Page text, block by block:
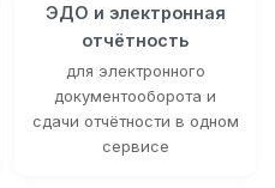
ЭДО и электронная
отчётность
для электронного
документооборота и
сдачи отчётности в одном
сервисе